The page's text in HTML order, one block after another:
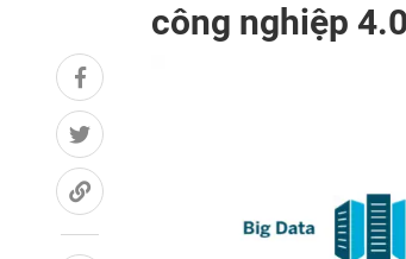
công nghiệp 4.0